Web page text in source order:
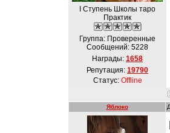
I Ступень Школы таро
Практик
Группа: Проверенные
Сообщений: 5228
Награды: 1658
Репутация: 19790
Статус: Offline
Яблоко